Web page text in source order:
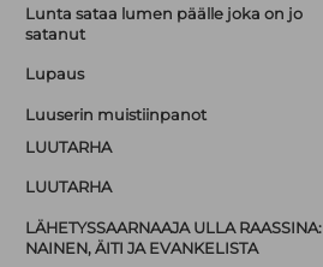
Lunta sataa lumen päälle joka on jo
satanut
Lupaus
Luuserin muistiinpanot
LUUTARHA
LUUTARHA
LÄHETYSSAARNAAJA ULLA RAASSINA:
NAINEN, ÄITI JA EVANKELISTA